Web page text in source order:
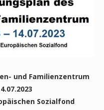
und Familienzentrum
Sozialfond